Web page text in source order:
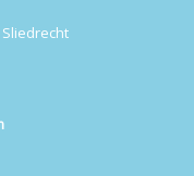
Sliedrecht